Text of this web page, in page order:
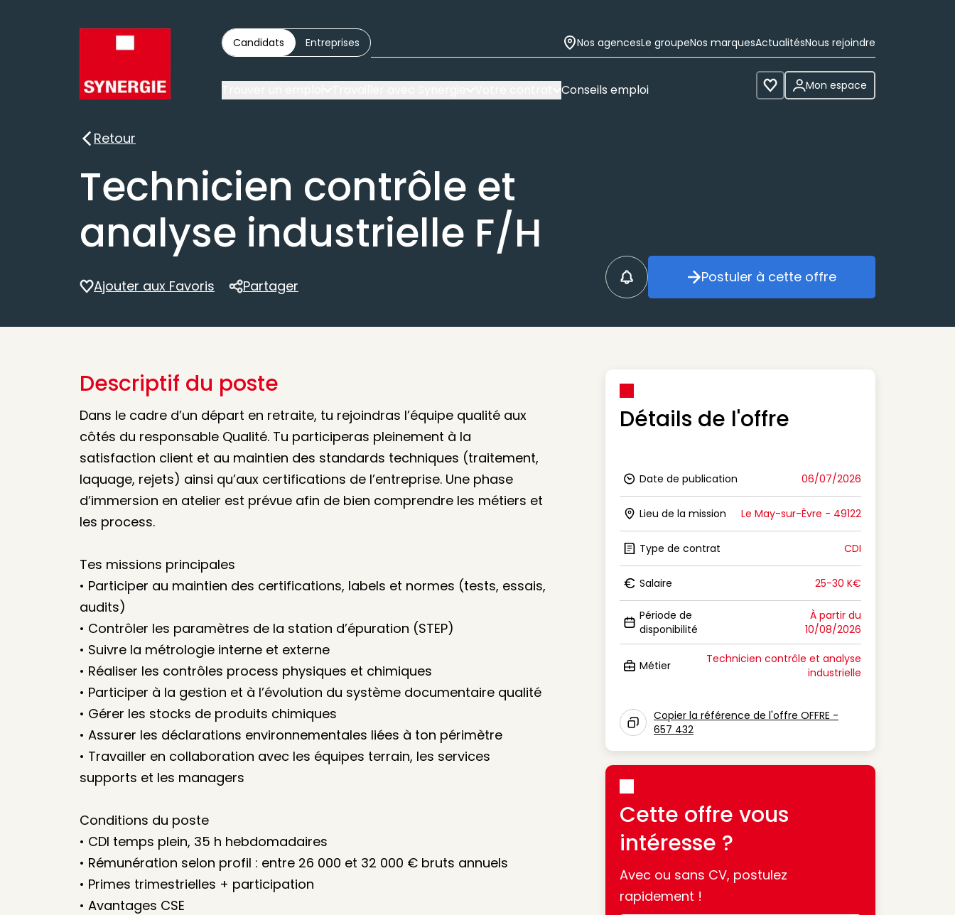
Candidats Entreprises Nos agencesLe groupeNos marquesActualitésNous rejoindre
Conseils emploi Voir les favoris
Mon espace
Retour
Retour
Technicien contrôle et
analyse industrielle F/H
Ajouter aux Favoris
Partager
Partager Créer mon alerte Postuler à cette offre
Postuler à cette offre
Descriptif du poste
Dans le cadre d’un départ en retraite, tu rejoindras l’équipe qualité aux
côtés du responsable Qualité. Tu participeras pleinement à la
satisfaction client et au maintien des standards techniques (traitement,
laquage, rejets) ainsi qu’aux certifications de l’entreprise. Une phase
d’immersion en atelier est prévue afin de bien comprendre les métiers et
les process.
Tes missions principales
• Participer au maintien des certifications, labels et normes (tests, essais,
audits)
• Contrôler les paramètres de la station d’épuration (STEP)
• Suivre la métrologie interne et externe
• Réaliser les contrôles process physiques et chimiques
• Participer à la gestion et à l’évolution du système documentaire qualité
• Gérer les stocks de produits chimiques
• Assurer les déclarations environnementales liées à ton périmètre
• Travailler en collaboration avec les équipes terrain, les services
supports et les managers
Conditions du poste
• CDI temps plein, 35 h hebdomadaires
• Rémunération selon profil : entre 26 000 et 32 000 € bruts annuels
• Primes trimestrielles + participation
• Avantages CSE
Détails de l'offre
Icon Date de publication
Date de publication 06/07/2026
Icon Lieu de la mission
Lieu de la mission Le May-sur-Èvre - 49122
Icon Type de contrat
Type de contrat CDI
Icon Salaire
Salaire 25-30 K€
Icon Période de disponibilité
Période de
disponibilité
À partir du
10/08/2026
Métier
Technicien contrôle et analyse
industrielle
Icon copy to clipboard
Copier la référence de l'offre OFFRE -
657 432
Cette offre vous
intéresse ?
Avec ou sans CV, postulez
rapidement !